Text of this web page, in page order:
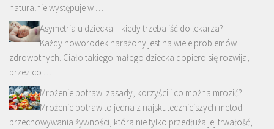
naturalnie występuje w …
Asymetria u dziecka – kiedy trzeba iść do lekarza?
Każdy noworodek narażony jest na wiele problemów
zdrowotnych. Ciało takiego małego dziecka dopiero się rozwija,
przez co …
Mrożenie potraw: zasady, korzyści i co można mrozić?
Mrożenie potraw to jedna z najskuteczniejszych metod
przechowywania żywności, która nie tylko przedłuża jej trwałość,